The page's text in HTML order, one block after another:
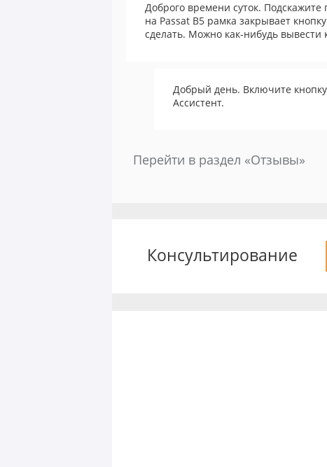
Доброго времени суток. Подскажите
на Passat B5 рамка закрывает
сделать. Можно как-нибудь вывести
Добрый день. Включите
Ассистент.
Перейти в раздел «Отзывы»
Консультирование